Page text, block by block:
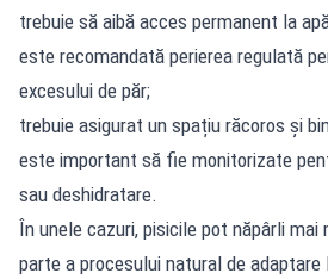
trebuie să aibă acces permanent la
este recomandată perierea regulată
excesului de păr;
trebuie asigurat un spațiu răcoros și
este important să fie monitorizate
sau deshidratare.
În unele cazuri, pisicile pot năpârli
parte a procesului natural de